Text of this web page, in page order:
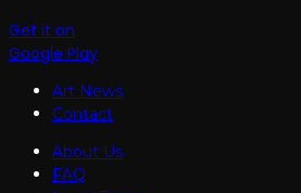
Get it on
Google Play
Art News
Contact
About Us
FAQ